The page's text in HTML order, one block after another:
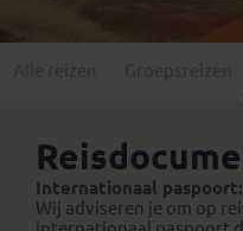
Internationaal paspoort:
Wij adviseren je om op